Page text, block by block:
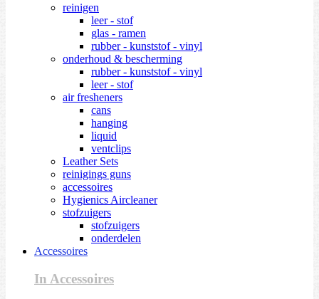
reinigen
leer - stof
glas - ramen
rubber - kunststof - vinyl
onderhoud & bescherming
rubber - kunststof - vinyl
leer - stof
air fresheners
cans
hanging
liquid
ventclips
Leather Sets
reinigings guns
accessoires
Hygienics Aircleaner
stofzuigers
stofzuigers
onderdelen
Accessoires
In Accessoires